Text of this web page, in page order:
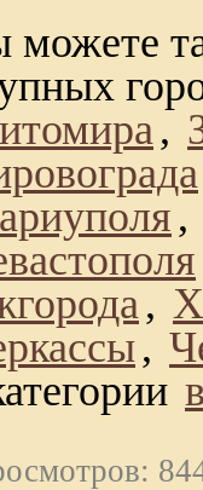
можете
,
,
,
,